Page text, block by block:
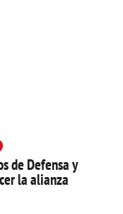
de Defensa y
la alianza